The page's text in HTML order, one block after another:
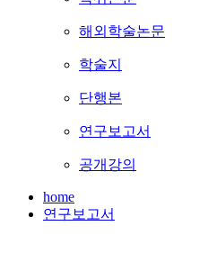
해외학술논문
학술지
단행본
연구보고서
공개강의
home
연구보고서